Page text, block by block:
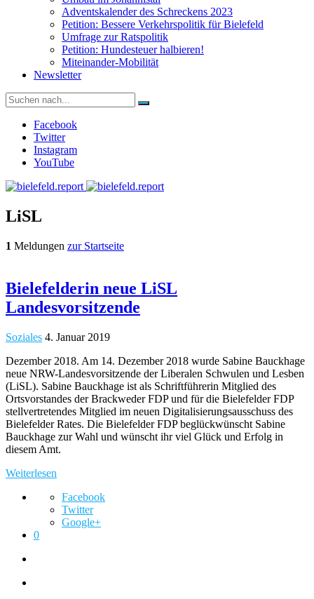
Adventskalender des Schreckens 2023
Petition: Bessere Verkehrspolitik für Bielefeld​​
Umfrage zur Ratspolitik
Petition: Hundesteuer halbieren!
Miteinander-Mobilität
Newsletter
Suche
nach:
Facebook
Twitter
Instagram
YouTube
LiSL
1 Meldungen zur Startseite
Bielefelderin neue LiSL
Landesvorsitzende
Soziales 4. Januar 2019
Dezember 2018. Am 14. Dezember 2018 wurde Sabine Bauckhage
neue NRW-Landesvorsitzende der Liberalen Schwulen und Lesben
(LiSL). Sabine Bauckhage ist als Schriftführerin Mitglied des
Ortsvorstandes der Brackweder FDP und für die Bielefelder FDP
stellvertretendes Mitglied im neuen Digitalisierungsausschuss des
Bielefelder Rates. Die Bielefelder FDP beglückwünscht Sabine
Bauckhage zur Wahl und wünscht ihr viel Glück und Erfolg in
diesem Amt.
Weiterlesen
Facebook
Twitter
Google+
0